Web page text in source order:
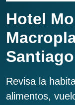
Hotel
Revisa la
alimentos,